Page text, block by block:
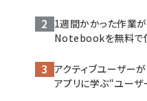
1週間かかった作業
Notebookを無料で
アクティブユーザー
アプリに学ぶ“ユー